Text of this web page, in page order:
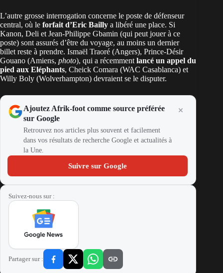
L’autre grosse interrogation concerne le poste de défenseur
central, où le forfait d’Eric Bailly a libéré une place. Si
Kanon, Deli et Jean-Philippe Gbamin (qui peut jouer à ce
poste) sont assurés d’être du voyage, au moins un dernier
billet reste à prendre. Ismaël Traoré (Angers), Prince-Désir
Gouano (Amiens, photo), qui a récemment lancé un appel du
pied aux Eléphants, Cheick Comara (WAC Casablanca) et
Willy Boly (Wolverhampton) devraient se le disputer.
Ajoutez Afrik-foot comme source préférée
sur Google
Retrouvez nos articles plus souvent et facilement
dans vos résultats de recherche Google et actualités à
la Une.
Suivre sur Google
Suivez-nous sur :
Partager sur :